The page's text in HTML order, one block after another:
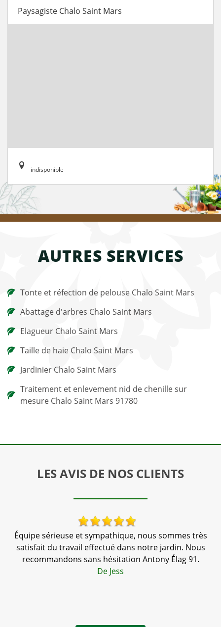
Paysagiste Chalo Saint Mars
indisponible
AUTRES SERVICES
Tonte et réfection de pelouse Chalo Saint Mars
Abattage d'arbres Chalo Saint Mars
Elagueur Chalo Saint Mars
Taille de haie Chalo Saint Mars
Jardinier Chalo Saint Mars
Traitement et enlevement nid de chenille sur
mesure Chalo Saint Mars 91780
LES AVIS DE NOS CLIENTS
Équipe sérieuse et sympathique, nous sommes très
satisfait du travail effectué dans notre jardin. Nous
recommandons sans hésitation Antony Élag 91.
De Jess